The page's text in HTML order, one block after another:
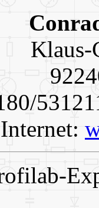
Klaus-
Internet: